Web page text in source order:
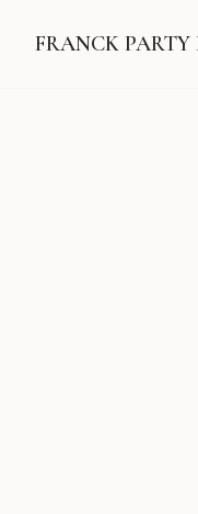
FRANCK PARTY